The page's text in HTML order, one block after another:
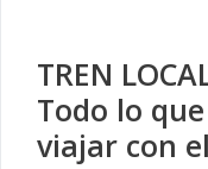
TREN
Todo lo
viajar con